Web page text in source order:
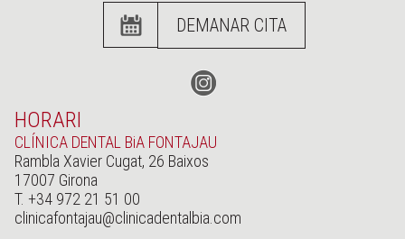
DEMANAR CITA
HORARI
CLÍNICA DENTAL BiA FONTAJAU
Rambla Xavier Cugat, 26 Baixos
17007 Girona
T. +34 972 21 51 00
clinicafontajau@clinicadentalbia.com